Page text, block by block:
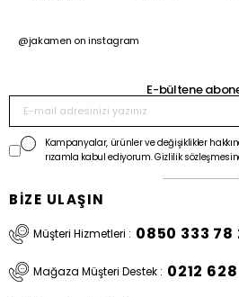
@jakamen on instagram
E-bültene
Kampanyalar, ürünler ve değişiklikler
rızamla kabul ediyorum. Gizlilik
BİZE ULAŞIN
Müşteri Hizmetleri : 0850 333 78
Mağaza Müşteri Destek : 0212